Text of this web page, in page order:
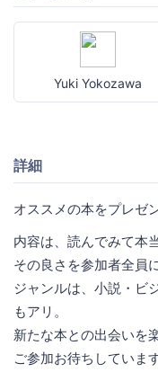
Yuki Yokozawa
詳細
オススメの本をプレゼ
内容は、読んでみて本
その良さを参加者全員
ジャンルは、小説・ビ
もアリ。
新たな本との出会いを
ご参加お待ちしていま